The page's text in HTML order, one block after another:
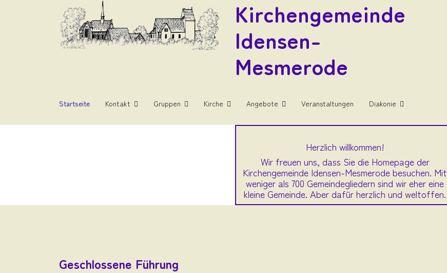
Kirchengemeinde
Idensen-
Mesmerode
Startseite Kontakt Gruppen Kirche Angebote Veranstaltungen Diakonie
Herzlich willkommen!
Wir freuen uns, dass Sie die Homepage der
Kirchengemeinde Idensen-Mesmerode besuchen. Mit
weniger als 700 Gemeindegliedern sind wir eher eine
kleine Gemeinde. Aber dafür herzlich und weltoffen.
Geschlossene Führung